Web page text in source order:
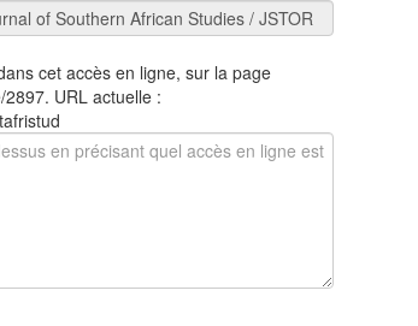
cet accès en ligne, sur la page
URL actuelle :